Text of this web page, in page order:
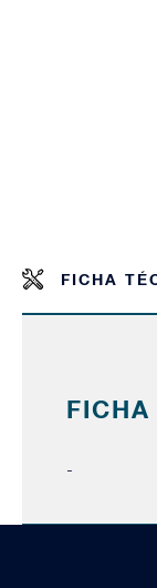
FICHA
FICHA
-